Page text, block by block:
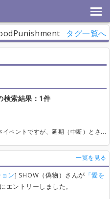
タグ一覧へ
索結果：1件
2/24 本番！ 【注意書き】 ============== ・二次エントリーや三次エントリー時点でも新規曲の追加は可能です。 その代わり、一人あたりの新規曲の追加は合計 2 曲までです。 ・やりたい曲にすでに同じパートの人がエントリーしていても、 2 セット目までなら新規曲としてエントリー可です。 【想像の雨-２】のように番号を振って曲追加をしてください。 2 セット目の曲は最終的なセットリスト確定時に 余裕がありましたら成立とします。 （人によっては同じ曲をもう 1 セット演奏していただきますが、ご協力お願いします。） ・エントリー後の曲変更は、やめる曲が、成立もしくはリーチ状態でなければOKです。 成立 or リーチ済みの曲は他の人が準備しだしてるので控えてください。 ・同期は必要に応じて使ってください（Annabel曲や siraph 蓮尾曲など） シーケンス作成者はドラムの方と相談してください。 ・少人数はもとよりニッチな曲のセッションが予想されます！ セッションとして成立させるために、譲り合い助け合いの精神でお願いします！ 状況に応じて、ルール変更などテコ入れが入るかもしれませんが、ご容赦を！ ・見学可能です、その旨、自己紹介スレッドに書いてください！ ・楽しくぶっ殺していくんで！お願いします！ 【今までやった曲】 ============== 2014/8/10 第 1 回 I.C / 混線と対話 / 指標 / 子午線 / 対象a 2015/9/19 第 2 回 ignis / roof loop hopper / 青に融ける / 夜の国 / ombre / 想像の雨 2017/3/12 第 3 回 - http://bandoff.info/annabel3 時間は告ぐ / カーテンフォール / roof loop hopper / damp damp / 旅に出る / quiet squall / 混線と対話 / ombre / 指標 【幹事】 ============== Key. えま (@whoisema) ... 仕切り、相談窓口など Vo. 樹。 (@nectaris_basin) … スタジオ受付、打ち上げ関連など
一覧を見る
ン] SHOW（偽物）さんが 「愛を
エントリーしました。